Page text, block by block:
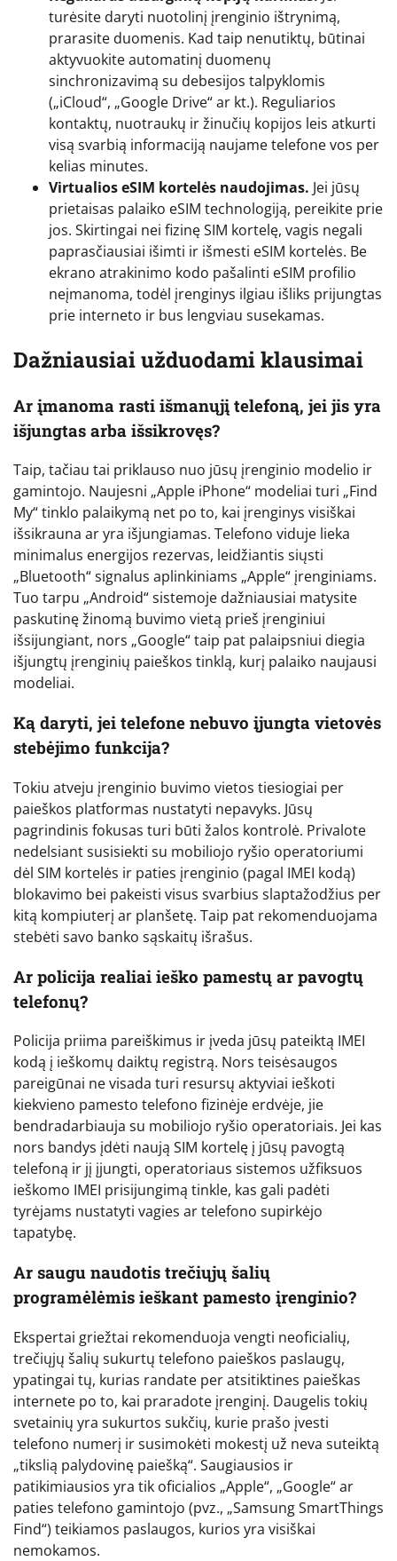
turėsite daryti nuotolinį įrenginio ištrynimą,
prarasite duomenis. Kad taip nenutiktų, būtinai
aktyvuokite automatinį duomenų
sinchronizavimą su debesijos talpyklomis
(„iCloud“, „Google Drive“ ar kt.). Reguliarios
kontaktų, nuotraukų ir žinučių kopijos leis atkurti
visą svarbią informaciją naujame telefone vos per
kelias minutes.
Virtualios eSIM kortelės naudojimas. Jei jūsų
prietaisas palaiko eSIM technologiją, pereikite prie
jos. Skirtingai nei fizinę SIM kortelę, vagis negali
paprasčiausiai išimti ir išmesti eSIM kortelės. Be
ekrano atrakinimo kodo pašalinti eSIM profilio
neįmanoma, todėl įrenginys ilgiau išliks prijungtas
prie interneto ir bus lengviau susekamas.
Dažniausiai užduodami klausimai
Ar įmanoma rasti išmanųjį telefoną, jei jis yra
išjungtas arba išsikrovęs?
Taip, tačiau tai priklauso nuo jūsų įrenginio modelio ir
gamintojo. Naujesni „Apple iPhone“ modeliai turi „Find
My“ tinklo palaikymą net po to, kai įrenginys visiškai
išsikrauna ar yra išjungiamas. Telefono viduje lieka
minimalus energijos rezervas, leidžiantis siųsti
„Bluetooth“ signalus aplinkiniams „Apple“ įrenginiams.
Tuo tarpu „Android“ sistemoje dažniausiai matysite
paskutinę žinomą buvimo vietą prieš įrenginiui
išsijungiant, nors „Google“ taip pat palaipsniui diegia
išjungtų įrenginių paieškos tinklą, kurį palaiko naujausi
modeliai.
Ką daryti, jei telefone nebuvo įjungta vietovės
stebėjimo funkcija?
Tokiu atveju įrenginio buvimo vietos tiesiogiai per
paieškos platformas nustatyti nepavyks. Jūsų
pagrindinis fokusas turi būti žalos kontrolė. Privalote
nedelsiant susisiekti su mobiliojo ryšio operatoriumi
dėl SIM kortelės ir paties įrenginio (pagal IMEI kodą)
blokavimo bei pakeisti visus svarbius slaptažodžius per
kitą kompiuterį ar planšetę. Taip pat rekomenduojama
stebėti savo banko sąskaitų išrašus.
Ar policija realiai ieško pamestų ar pavogtų
telefonų?
Policija priima pareiškimus ir įveda jūsų pateiktą IMEI
kodą į ieškomų daiktų registrą. Nors teisėsaugos
pareigūnai ne visada turi resursų aktyviai ieškoti
kiekvieno pamesto telefono fizinėje erdvėje, jie
bendradarbiauja su mobiliojo ryšio operatoriais. Jei kas
nors bandys įdėti naują SIM kortelę į jūsų pavogtą
telefoną ir jį įjungti, operatoriaus sistemos užfiksuos
ieškomo IMEI prisijungimą tinkle, kas gali padėti
tyrėjams nustatyti vagies ar telefono supirkėjo
tapatybę.
Ar saugu naudotis trečiųjų šalių
programėlėmis ieškant pamesto įrenginio?
Ekspertai griežtai rekomenduoja vengti neoficialių,
trečiųjų šalių sukurtų telefono paieškos paslaugų,
ypatingai tų, kurias randate per atsitiktines paieškas
internete po to, kai praradote įrenginį. Daugelis tokių
svetainių yra sukurtos sukčių, kurie prašo įvesti
telefono numerį ir susimokėti mokestį už neva suteiktą
„tikslią palydovinę paiešką“. Saugiausios ir
patikimiausios yra tik oficialios „Apple“, „Google“ ar
paties telefono gamintojo (pvz., „Samsung SmartThings
Find“) teikiamos paslaugos, kurios yra visiškai
nemokamos.